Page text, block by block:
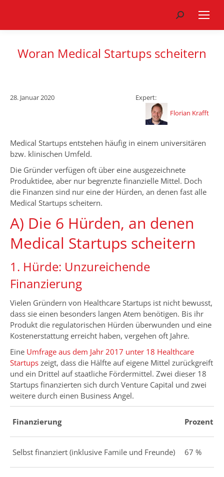
Search:
Woran Medical Startups scheitern
28. Januar 2020
Expert:
Florian Krafft
Medical Startups entstehen häufig in einem universitären
bzw. klinischen Umfeld.
Die Gründer verfügen oft über eine ausgezeichnete
Produktidee, aber nur begrenzte finanzielle Mittel. Doch
die Finanzen sind nur eine der Hürden, an denen fast alle
Medical Startups scheitern.
A) Die 6 Hürden, an denen
Medical Startups scheitern
1. Hürde: Unzureichende
Finanzierung
Vielen Gründern von Healthcare Startups ist nicht bewusst,
dass sie einen besonders langen Atem benötigen. Bis ihr
Produkt die regulatorischen Hürden überwunden und eine
Kostenerstattung erreicht haben, vergehen oft Jahre.
Eine Umfrage aus dem Jahr 2017 unter 18 Healthcare
Startups zeigt, dass die Hälfte auf eigene Mittel zurückgreift
und ein Drittel auf staatliche Fördermittel. Zwei dieser 18
Startups finanzierten sich durch Venture Capital und zwei
weitere durch einen Business Angel.
Finanzierung Prozent
Selbst finanziert (inklusive Famile und Freunde) 67 %